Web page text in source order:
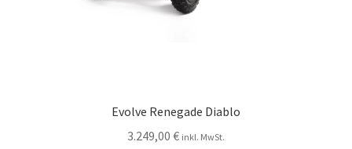
Evolve Renegade Diablo
3.249,00 € inkl. MwSt.